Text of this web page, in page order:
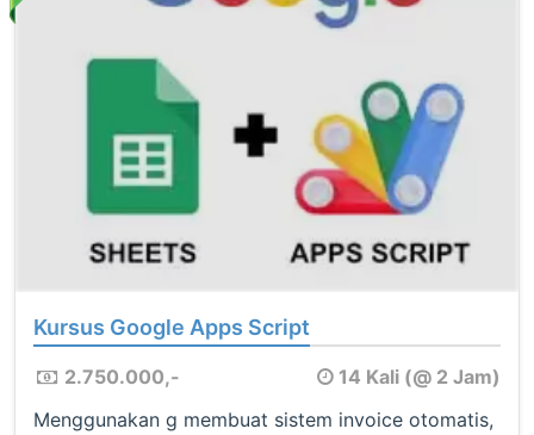
Kursus Google Apps Script
2.750.000,-
14 Kali (@ 2 Jam)
Menggunakan g membuat sistem invoice otomatis,